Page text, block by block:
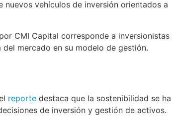
vehículos de inversión orientados a
CMI Capital corresponde a inversionistas
mercado en su modelo de gestión.
reporte destaca que la sostenibilidad se ha
de inversión y gestión de activos.